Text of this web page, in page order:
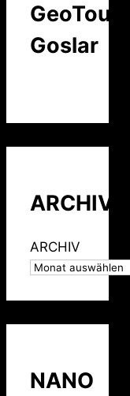
GeoTour
Goslar
ARCHIV
ARCHIV
NANO